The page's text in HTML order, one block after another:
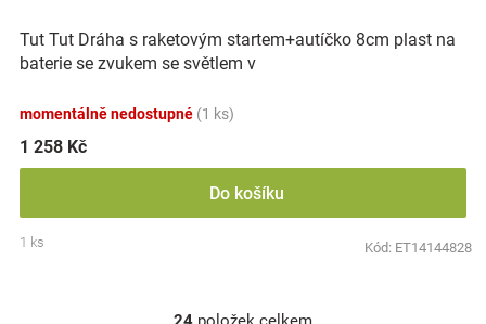
Tut Tut Dráha s raketovým startem+autíčko 8cm plast na
baterie se zvukem se světlem v
momentálně nedostupné (1 ks)
1 258 Kč
Do košíku
1 ks Kód: ET14144828